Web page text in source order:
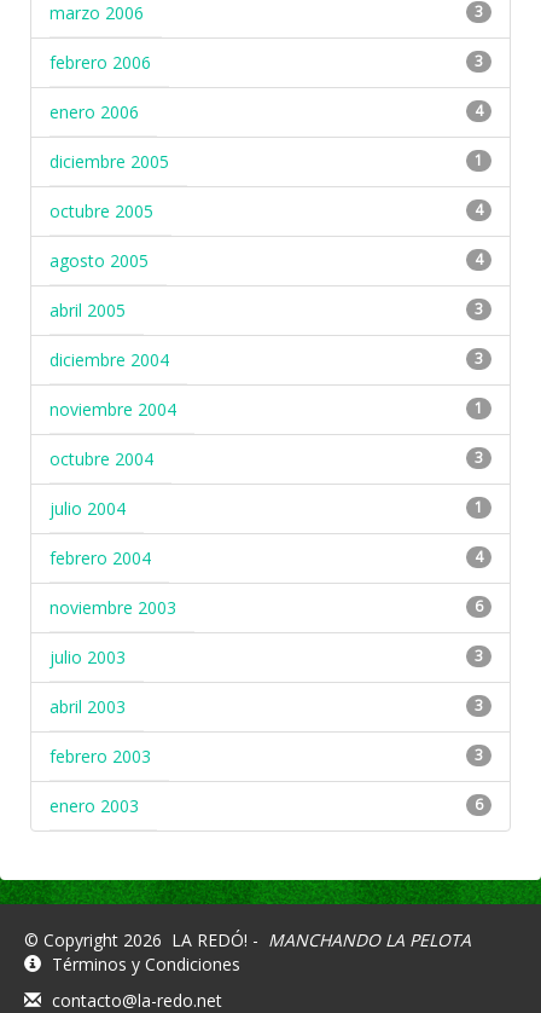
marzo 2006 3
febrero 2006 3
enero 2006 4
diciembre 2005 1
octubre 2005 4
agosto 2005 4
abril 2005 3
diciembre 2004 3
noviembre 2004 1
octubre 2004 3
julio 2004 1
febrero 2004 4
noviembre 2003 6
julio 2003 3
abril 2003 3
febrero 2003 3
enero 2003 6
© Copyright 2026 LA REDÓ! - MANCHANDO LA PELOTA
Términos y Condiciones
contacto@la-redo.net